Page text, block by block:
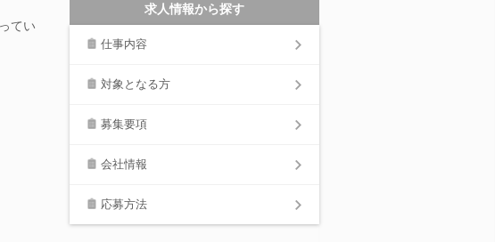
てい
求人情報から探す
仕事内容
対象となる方
募集要項
会社情報
応募方法